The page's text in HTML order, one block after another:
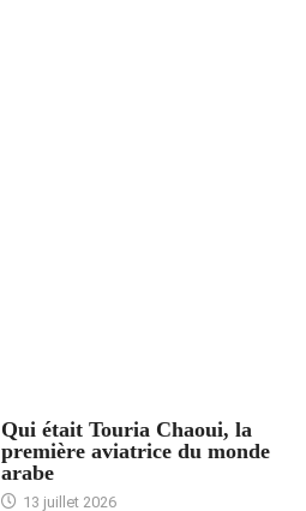
Qui était Touria Chaoui, la
première aviatrice du monde
arabe
13 juillet 2026